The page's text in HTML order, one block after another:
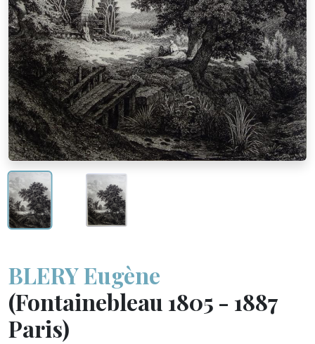
BLERY Eugène
(Fontainebleau 1805 - 1887
Paris)